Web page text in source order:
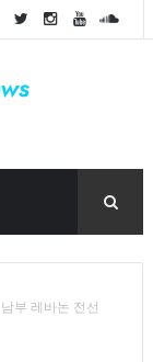
부 레바논 전선